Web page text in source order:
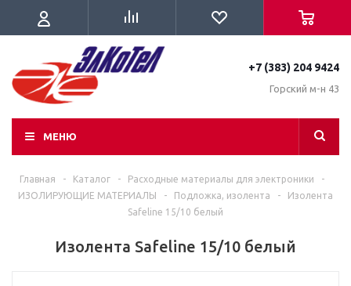
+7 (383) 204 9424
Горский м-н 43
МЕНЮ
Главная - Каталог - Расходные материалы для электроники
-
ИЗОЛИРУЮЩИЕ МАТЕРИАЛЫ
- Подложка, изолента -
Изолента
Safeline 15/10 белый
Изолента Safeline 15/10 белый